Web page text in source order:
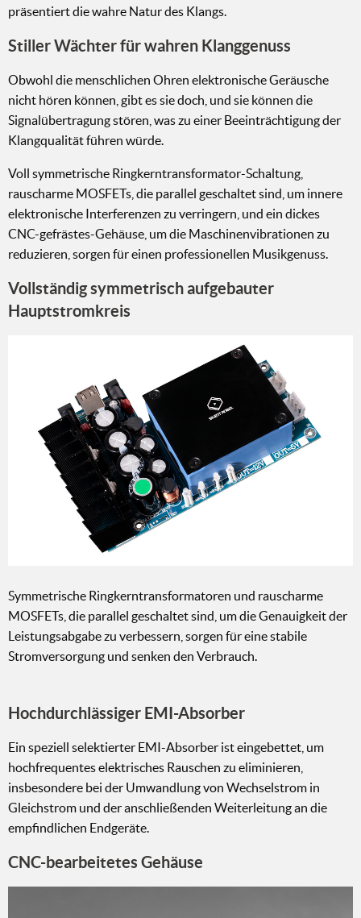
präsentiert die wahre Natur des Klangs.
Stiller Wächter für wahren Klanggenuss
Obwohl die menschlichen Ohren elektronische Geräusche
nicht hören können, gibt es sie doch, und sie können die
Signalübertragung stören, was zu einer Beeinträchtigung der
Klangqualität führen würde.
Voll symmetrische Ringkerntransformator-Schaltung,
rauscharme MOSFETs, die parallel geschaltet sind, um innere
elektronische Interferenzen zu verringern, und ein dickes
CNC-gefrästes-Gehäuse, um die Maschinenvibrationen zu
reduzieren, sorgen für einen professionellen Musikgenuss.
Vollständig symmetrisch aufgebauter
Hauptstromkreis
Symmetrische Ringkerntransformatoren und rauscharme
MOSFETs, die parallel geschaltet sind, um die Genauigkeit der
Leistungsabgabe zu verbessern, sorgen für eine stabile
Stromversorgung und senken den Verbrauch.
Hochdurchlässiger EMI-Absorber
Ein speziell selektierter EMI-Absorber ist eingebettet, um
hochfrequentes elektrisches Rauschen zu eliminieren,
insbesondere bei der Umwandlung von Wechselstrom in
Gleichstrom und der anschließenden Weiterleitung an die
empfindlichen Endgeräte.
CNC-bearbeitetes Gehäuse